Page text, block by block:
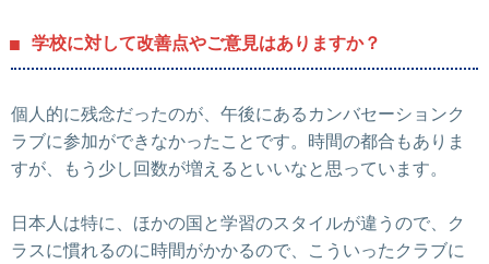
学校に対して改善点やご意見はありますか？
個人的に残念だったのが、午後にあるカンバセーションク
ラブに参加ができなかったことです。時間の都合もありま
すが、もう少し回数が増えるといいなと思っています。
日本人は特に、ほかの国と学習のスタイルが違うので、ク
ラスに慣れるのに時間がかかるので、こういったクラブに